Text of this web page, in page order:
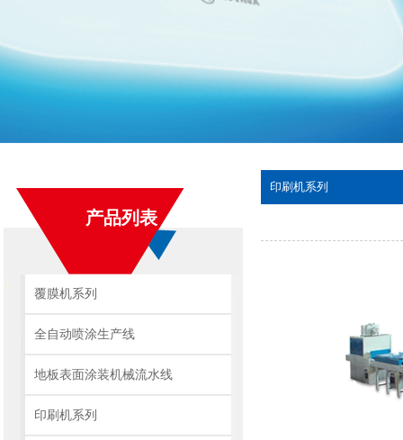
产品列表
覆膜机系列
全自动喷涂生产线
地板表面涂装机械流水线
印刷机系列
印刷机系列